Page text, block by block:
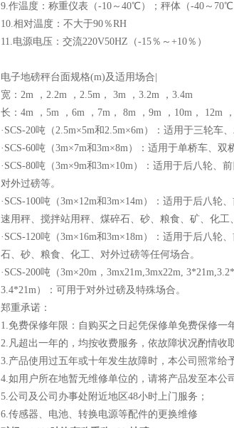
9.作温度：称重仪表（-10～40℃）；秤体（-40～70℃
10.相对温度：不大于90％RH
11.电源电压：交流220V50HZ（-15％～+10％）
电子地磅秤台面规格(m)及适用场合|
宽：2m ，2.2m ，2.5m， 3m ，3.2m ，3.4m
长：4m ，5m ，6m ，7m， 8m ，9m ，10m， 12m
·SCS-20吨（2.5m×5m和2.5m×6m）：适用于三轮
·SCS-60吨（3m×7m和3m×8m）：适用于单桥车、
·SCS-80吨（3m×9m和3m×10m）：适用于后八轮
对外过磅等。
·SCS-100吨（3m×12m和3m×14m）：适用于后八
速用秤、搅拌站用秤、煤碎石、砂、粮食、矿、化工
·SCS-120吨（3m×16m和3m×18m）：适用于后八
石、砂、粮食、化工、对外过磅等任何场合。
·SCS-200吨（3m×20m，3mx21m,3mx22m,
3.4*21m）：可用于对外过磅及特殊场合。
郑重承诺：
1.免费保修年限：自购买之日起凭保修单免费保修一
2.凡超出一年的，均按收费服务，依故障状况酌情收
3.产品使用过五年或十年发生故障时，本公司照常给
4.如用户所在地暂无维修单位的，请将产品发至本
5.公司及公司办事处附近地区48小时上门服务；
6.传感器、电池、转换电源等配件的更换维修